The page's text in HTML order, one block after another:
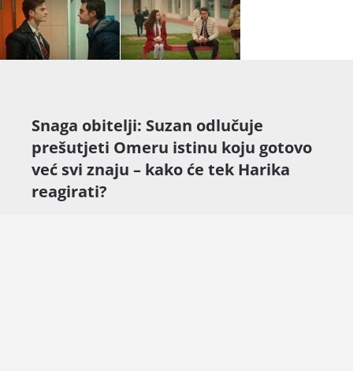
Snaga obitelji: Suzan odlučuje
prešutjeti Omeru istinu koju gotovo
već svi znaju – kako će tek Harika
reagirati?